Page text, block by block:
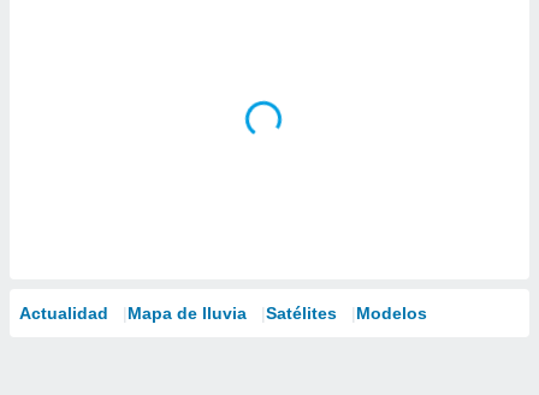
Actualidad Mapa de lluvia Satélites Modelos